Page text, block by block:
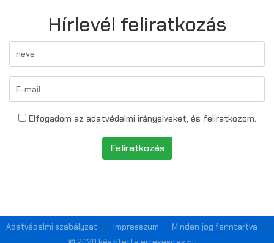
Hírlevél feliratkozás
Elfogadom az adatvédelmi irányelveket, és feliratkozom.
Feliratkozás
Adatvédelmi szabályzat Impresszum
Minden jog fenntartva